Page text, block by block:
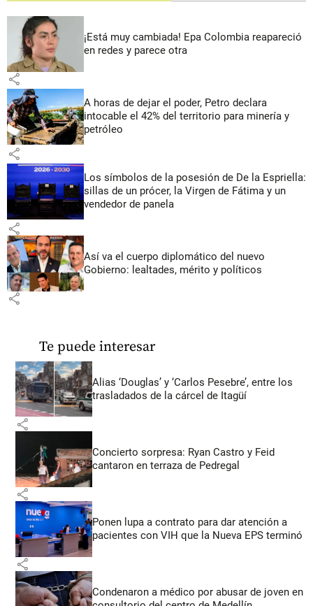
¡Está muy cambiada! Epa Colombia reapareció
en redes y parece otra
share
A horas de dejar el poder, Petro declara
intocable el 42% del territorio para minería y
petróleo
share
Los símbolos de la posesión de De la Espriella:
sillas de un prócer, la Virgen de Fátima y un
vendedor de panela
share
Así va el cuerpo diplomático del nuevo
Gobierno: lealtades, mérito y políticos
share
Te puede interesar
Alias ‘Douglas’ y ‘Carlos Pesebre’, entre los
trasladados de la cárcel de Itagüí
share
Concierto sorpresa: Ryan Castro y Feid
cantaron en terraza de Pedregal
share
Ponen lupa a contrato para dar atención a
pacientes con VIH que la Nueva EPS terminó
share
Condenaron a médico por abusar de joven en